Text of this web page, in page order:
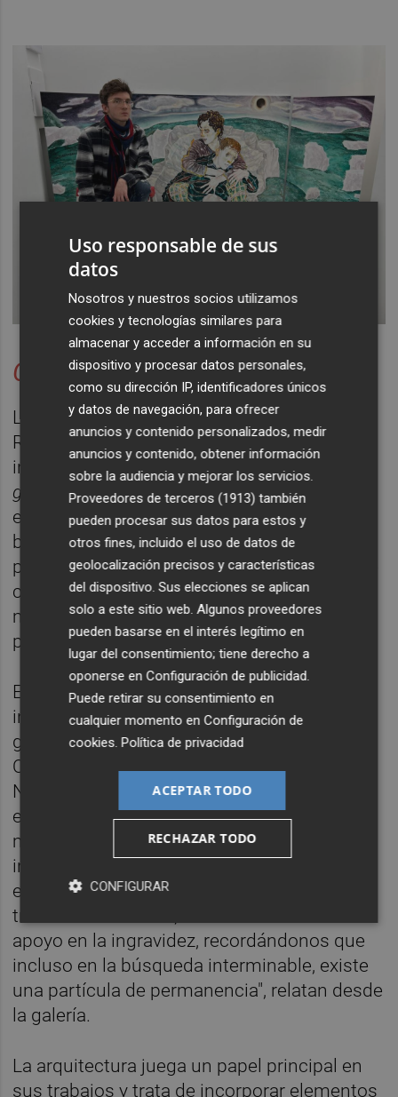
Centro de gravedad permanente
La puesta de largo de la galería de arte Dr.
Robot será la próxima semana con la
inauguración de la exposición
Centro de
gravedad permanente, un proyecto que firma
el artistaCosta Gorelen el que “indaga en la
búsqueda de un punto de atracción que
permita no perderse en medio del constante
caos de los eventos y desacelerar por un
momento cuando el mundo avanza a toda
prisa”, explican desde la galería.
El artista, que vive y trabaja en España, se
inspira en el expresionismo austríaco-
germano y en las obras de Egon Schiele,
Oskar Kokoschka, Ferdinand Hodler y Emil
Nolde. En sus obras, Costa explora los
estados emocionales y psicológicos, a
menudo representándolos a través de las
interacciones de una figura con diferentes
espacios, objetos y artículos de moda. "A
través de sus obras, Costa Gorel busca un
apoyo en la ingravidez, recordándonos que
incluso en la búsqueda interminable, existe
una partícula de permanencia", relatan desde
la galería.
La arquitectura juega un papel principal en
sus trabajos y trata de incorporar elementos
Uso responsable de sus
datos
Nosotros y nuestros socios utilizamos
cookies y tecnologías similares para
almacenar y acceder a información en su
dispositivo y procesar datos personales,
como su dirección IP, identificadores únicos
y datos de navegación, para ofrecer
anuncios y contenido personalizados, medir
anuncios y contenido, obtener información
sobre la audiencia y mejorar los servicios.
Proveedores de terceros (1913) también
pueden procesar sus datos para estos y
otros fines, incluido el uso de datos de
geolocalización precisos y características
del dispositivo. Sus elecciones se aplican
solo a este sitio web. Algunos proveedores
pueden basarse en el interés legítimo en
lugar del consentimiento; tiene derecho a
oponerse enConfiguración de publicidad
Puede retirar su consentimiento en
cualquier momento enConfiguración de
cookies .Política de privacidad
ACEPTAR TODO
RECHAZAR TODO
CONFIGURAR